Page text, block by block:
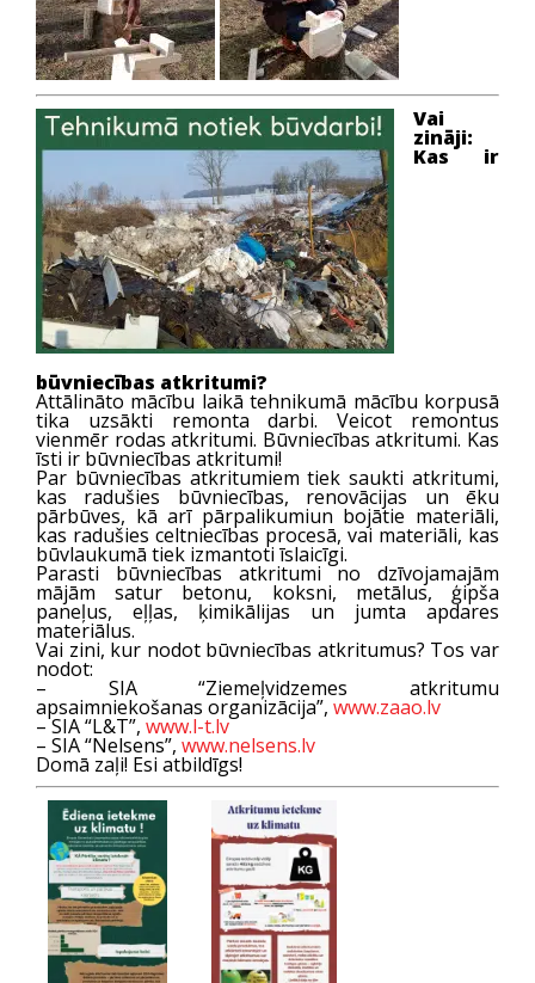
Vai
zināji:
Kas ir
būvniecības atkritumi?
Attālināto mācību laikā tehnikumā mācību korpusā
tika uzsākti remonta darbi. Veicot remontus
vienmēr rodas atkritumi. Būvniecības atkritumi. Kas
īsti ir būvniecības atkritumi!
Par būvniecības atkritumiem tiek saukti atkritumi,
kas radušies būvniecības, renovācijas un ēku
pārbūves, kā arī pārpalikumiun bojātie materiāli,
kas radušies celtniecības procesā, vai materiāli, kas
būvlaukumā tiek izmantoti īslaicīgi.
Parasti būvniecības atkritumi no dzīvojamajām
mājām satur betonu, koksni, metālus, ģipša
paneļus, eļļas, ķimikālijas un jumta apdares
materiālus.
Vai zini, kur nodot būvniecības atkritumus? Tos var
nodot:
– SIA “Ziemeļvidzemes atkritumu
apsaimniekošanas organizācija”, www.zaao.lv
– SIA “L&T”, www.l-t.lv
– SIA “Nelsens”, www.nelsens.lv
Domā zaļi! Esi atbildīgs!